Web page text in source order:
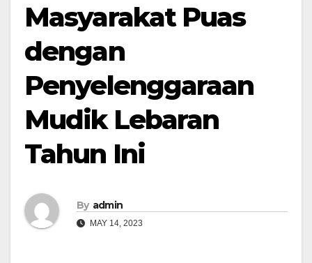
Masyarakat Puas
dengan
Penyelenggaraan
Mudik Lebaran
Tahun Ini
By admin
MAY 14, 2023